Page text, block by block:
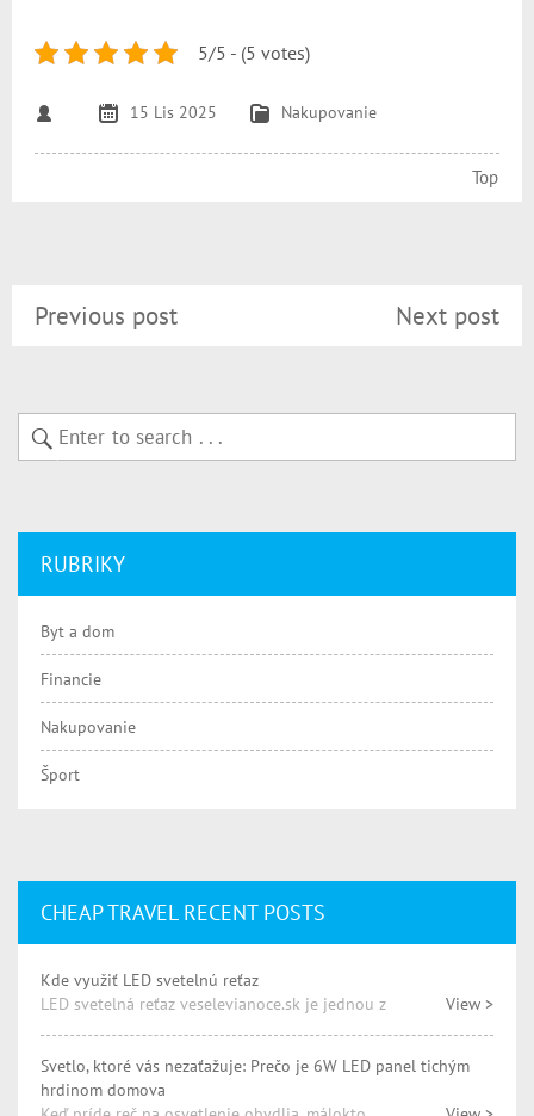
5/5 - (5 votes)
15 Lis 2025 Nakupovanie
Top
Next post
Previous post
RUBRIKY
Byt a dom
Financie
Nakupovanie
Šport
CHEAP TRAVEL RECENT POSTS
Kde využiť LED svetelnú reťaz
LED svetelná reťaz veselevianoce.sk je jednou z
View >
Svetlo, ktoré vás nezaťažuje: Prečo je 6W LED panel tichým
hrdinom domova